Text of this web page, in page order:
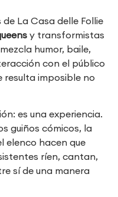
La Casa delle Follie
y transformistas
humor, baile,
con el público
imposible no
es una experiencia.
guiños cómicos, la
elenco hacen que
ríen, cantan,
sí de una manera